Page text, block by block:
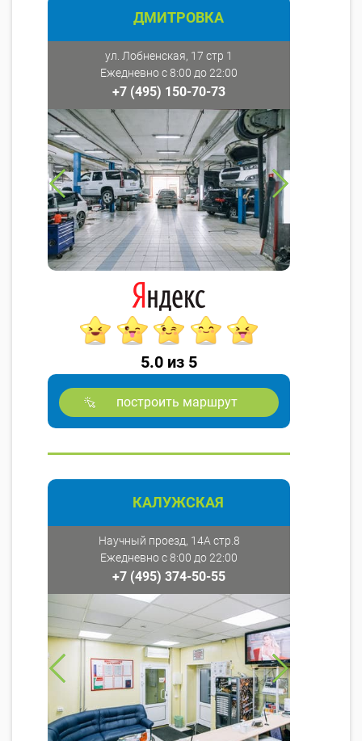
ДМИТРОВКА
ул. Лобненская, 17 стр 1
Ежедневно с 8:00 до 22:00
+7 (495) 150-70-73
5.0 из 5
построить маршрут
КАЛУЖСКАЯ
Научный проезд, 14А стр.8
Ежедневно с 8:00 до 22:00
+7 (495) 374-50-55